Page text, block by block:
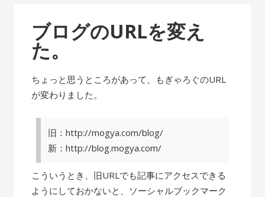
ブログのURLを変え
た。
ちょっと思うところがあって、もぎゃろぐのURL
が変わりました。
旧：http://mogya.com/blog/
新：http://blog.mogya.com/
こういうとき、旧URLでも記事にアクセスできる
ようにしておかないと、ソーシャルブックマーク